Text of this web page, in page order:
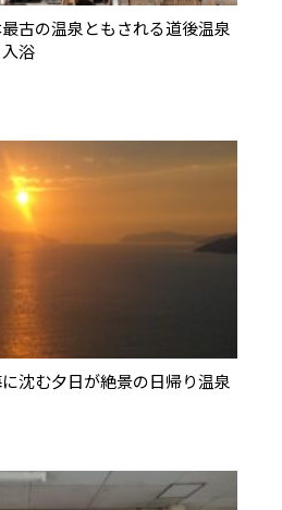
最古の温泉ともされる道後温泉
浴
に沈む夕日が絶景の日帰り温泉